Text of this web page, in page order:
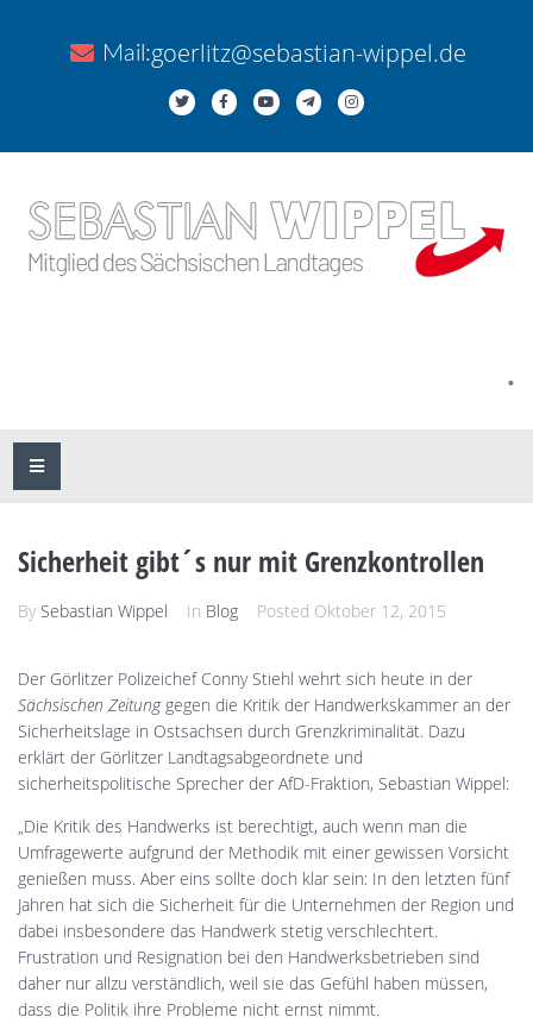
Mail:goerlitz@sebastian-wippel.de
.
Sicherheit gibt´s nur mit Grenzkontrollen
By Sebastian Wippel In Blog Posted Oktober 12, 2015
Der Görlitzer Polizeichef Conny Stiehl wehrt sich heute in der
Sächsischen Zeitunggegen die Kritik der Handwerkskammer an der
Sicherheitslage in Ostsachsen durch Grenzkriminalität. Dazu
erklärt der Görlitzer Landtagsabgeordnete und
sicherheitspolitische Sprecher der AfD-Fraktion, Sebastian Wippel:
„Die Kritik des Handwerks ist berechtigt, auch wenn man die
Umfragewerte aufgrund der Methodik mit einer gewissen Vorsicht
genießen muss. Aber eins sollte doch klar sein: In den letzten fünf
Jahren hat sich die Sicherheit für die Unternehmen der Region und
dabei insbesondere das Handwerk stetig verschlechtert.
Frustration und Resignation bei den Handwerksbetrieben sind
daher nur allzu verständlich, weil sie das Gefühl haben müssen,
dass die Politik ihre Probleme nicht ernst nimmt.